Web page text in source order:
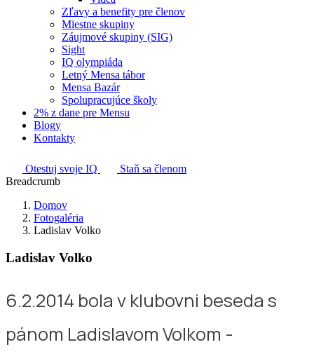
Zľavy a benefity pre členov
Miestne skupiny
Záujmové skupiny (SIG)
Sight
IQ olympiáda
Letný Mensa tábor
Mensa Bazár
Spolupracujúce školy
2% z dane pre Mensu
Blogy
Kontakty
Otestuj svoje IQ
Staň sa členom
Breadcrumb
Domov
Fotogaléria
Ladislav Volko
Ladislav Volko
6.2.2014 bola v klubovni beseda s
pánom Ladislavom Volkom -